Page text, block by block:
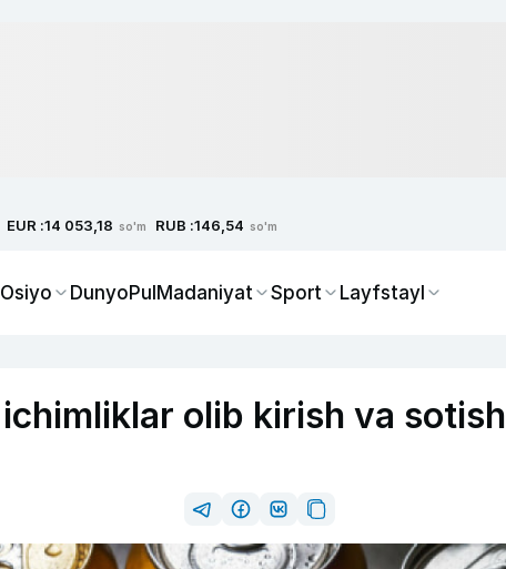
EUR :14 053,18 so'm RUB :146,54 so'm
DunyoPulMadaniyat Sport Layfstayl
olib kirish va sotish